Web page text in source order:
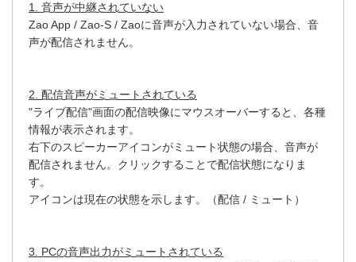
1. 音声が中継されていない
Zao App / Zao-S / Zaoに音声が入力されていない場合、音
声が配信されません。
2. 配信音声がミュートされている
"ライブ配信"画面の配信映像にマウスオーバーすると、各種
情報が表示されます。
右下のスピーカーアイコンがミュート状態の場合、音声が
配信されません。クリックすることで配信状態になりま
す。
アイコンは現在の状態を示します。（配信 / ミュート）
3. PCの音声出力がミュートされている